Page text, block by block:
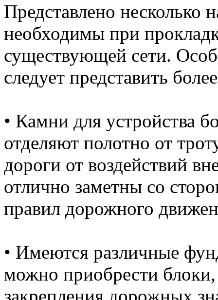
Представлено несколько
необходимы при
существующей сети.
следует представить
• Камни для устройства
отделяют полотно от
дороги от воздействий
отлично заметны со
правил дорожного
• Имеются различные
можно приобрести
закрепления дорожных